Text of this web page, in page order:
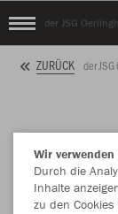
der JSG
ZURÜCK der
Wir
Durch die
Inhalte
zu den